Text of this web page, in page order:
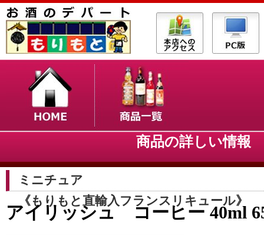
商品の詳しい情
ミニチュア
《もりもと直輸入フランスリキュール》
アイリッシュ コーヒー 40ml